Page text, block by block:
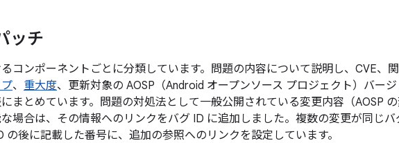
ッチ
コンポーネントごとに分類しています。問題の内容について説明し、CVE、
、 重大度、更新対象の AOSP（Android オープンソース プロジェクト）バー
にまとめています。問題の対処法として一般公開されている変更内容（AOSP
場合は、その情報へのリンクをバグ ID に追加しました。複数の変更が同じバ
の後に記載した番号に、追加の参照へのリンクを設定しています。